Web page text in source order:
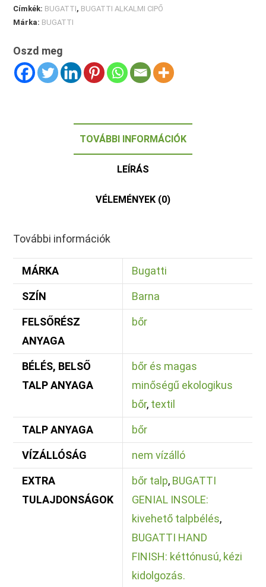
Címkék: BUGATTI, BUGATTI ALKALMI CIPŐ
Márka: BUGATTI
Oszd meg
TOVÁBBI INFORMÁCIÓK
LEÍRÁS
VÉLEMÉNYEK (0)
További információk
MÁRKA Bugatti
SZÍN Barna
FELSŐRÉSZ
ANYAGA
bőr
BÉLÉS, BELSŐ
TALP ANYAGA
bőr és magas
minőségű ekologikus
bőr, textil
TALP ANYAGA bőr
VÍZÁLLÓSÁG nem vízálló
EXTRA
TULAJDONSÁGOK
bőr talp, BUGATTI
GENIAL INSOLE:
kivehető talpbélés,
BUGATTI HAND
FINISH: kéttónusú, kézi
kidolgozás.